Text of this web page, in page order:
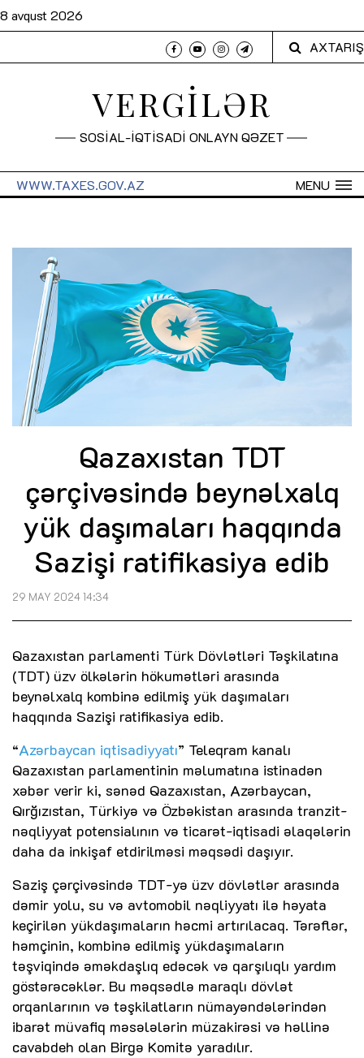
8 avqust 2026
AXTARIŞ
VERGİLƏR
SOSİAL-İQTİSADİ ONLAYN QƏZET
MENU
WWW.TAXES.GOV.AZ
Qazaxıstan TDT
çərçivəsində beynəlxalq
yük daşımaları haqqında
Sazişi ratifikasiya edib
29 MAY 2024 14:34
Qazaxıstan parlamenti Türk Dövlətləri Təşkilatına
(TDT) üzv ölkələrin hökumətləri arasında
beynəlxalq kombinə edilmiş yük daşımaları
haqqında Sazişi ratifikasiya edib.
“Azərbaycan iqtisadiyyatı” Teleqram kanalı
Qazaxıstan parlamentinin məlumatına istinadən
xəbər verir ki, sənəd Qazaxıstan, Azərbaycan,
Qırğızıstan, Türkiyə və Özbəkistan arasında tranzit-
nəqliyyat potensialının və ticarət-iqtisadi əlaqələrin
daha da inkişaf etdirilməsi məqsədi daşıyır.
Saziş çərçivəsində TDT-yə üzv dövlətlər arasında
dəmir yolu, su və avtomobil nəqliyyatı ilə həyata
keçirilən yükdaşımaların həcmi artırılacaq. Tərəflər,
həmçinin, kombinə edilmiş yükdaşımaların
təşviqində əməkdaşlıq edəcək və qarşılıqlı yardım
göstərəcəklər. Bu məqsədlə maraqlı dövlət
orqanlarının və təşkilatların nümayəndələrindən
ibarət müvafiq məsələlərin müzakirəsi və həllinə
cavabdeh olan Birgə Komitə yaradılır.